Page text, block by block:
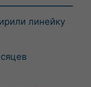
линейку